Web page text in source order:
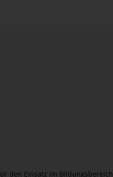
den Einsatz im